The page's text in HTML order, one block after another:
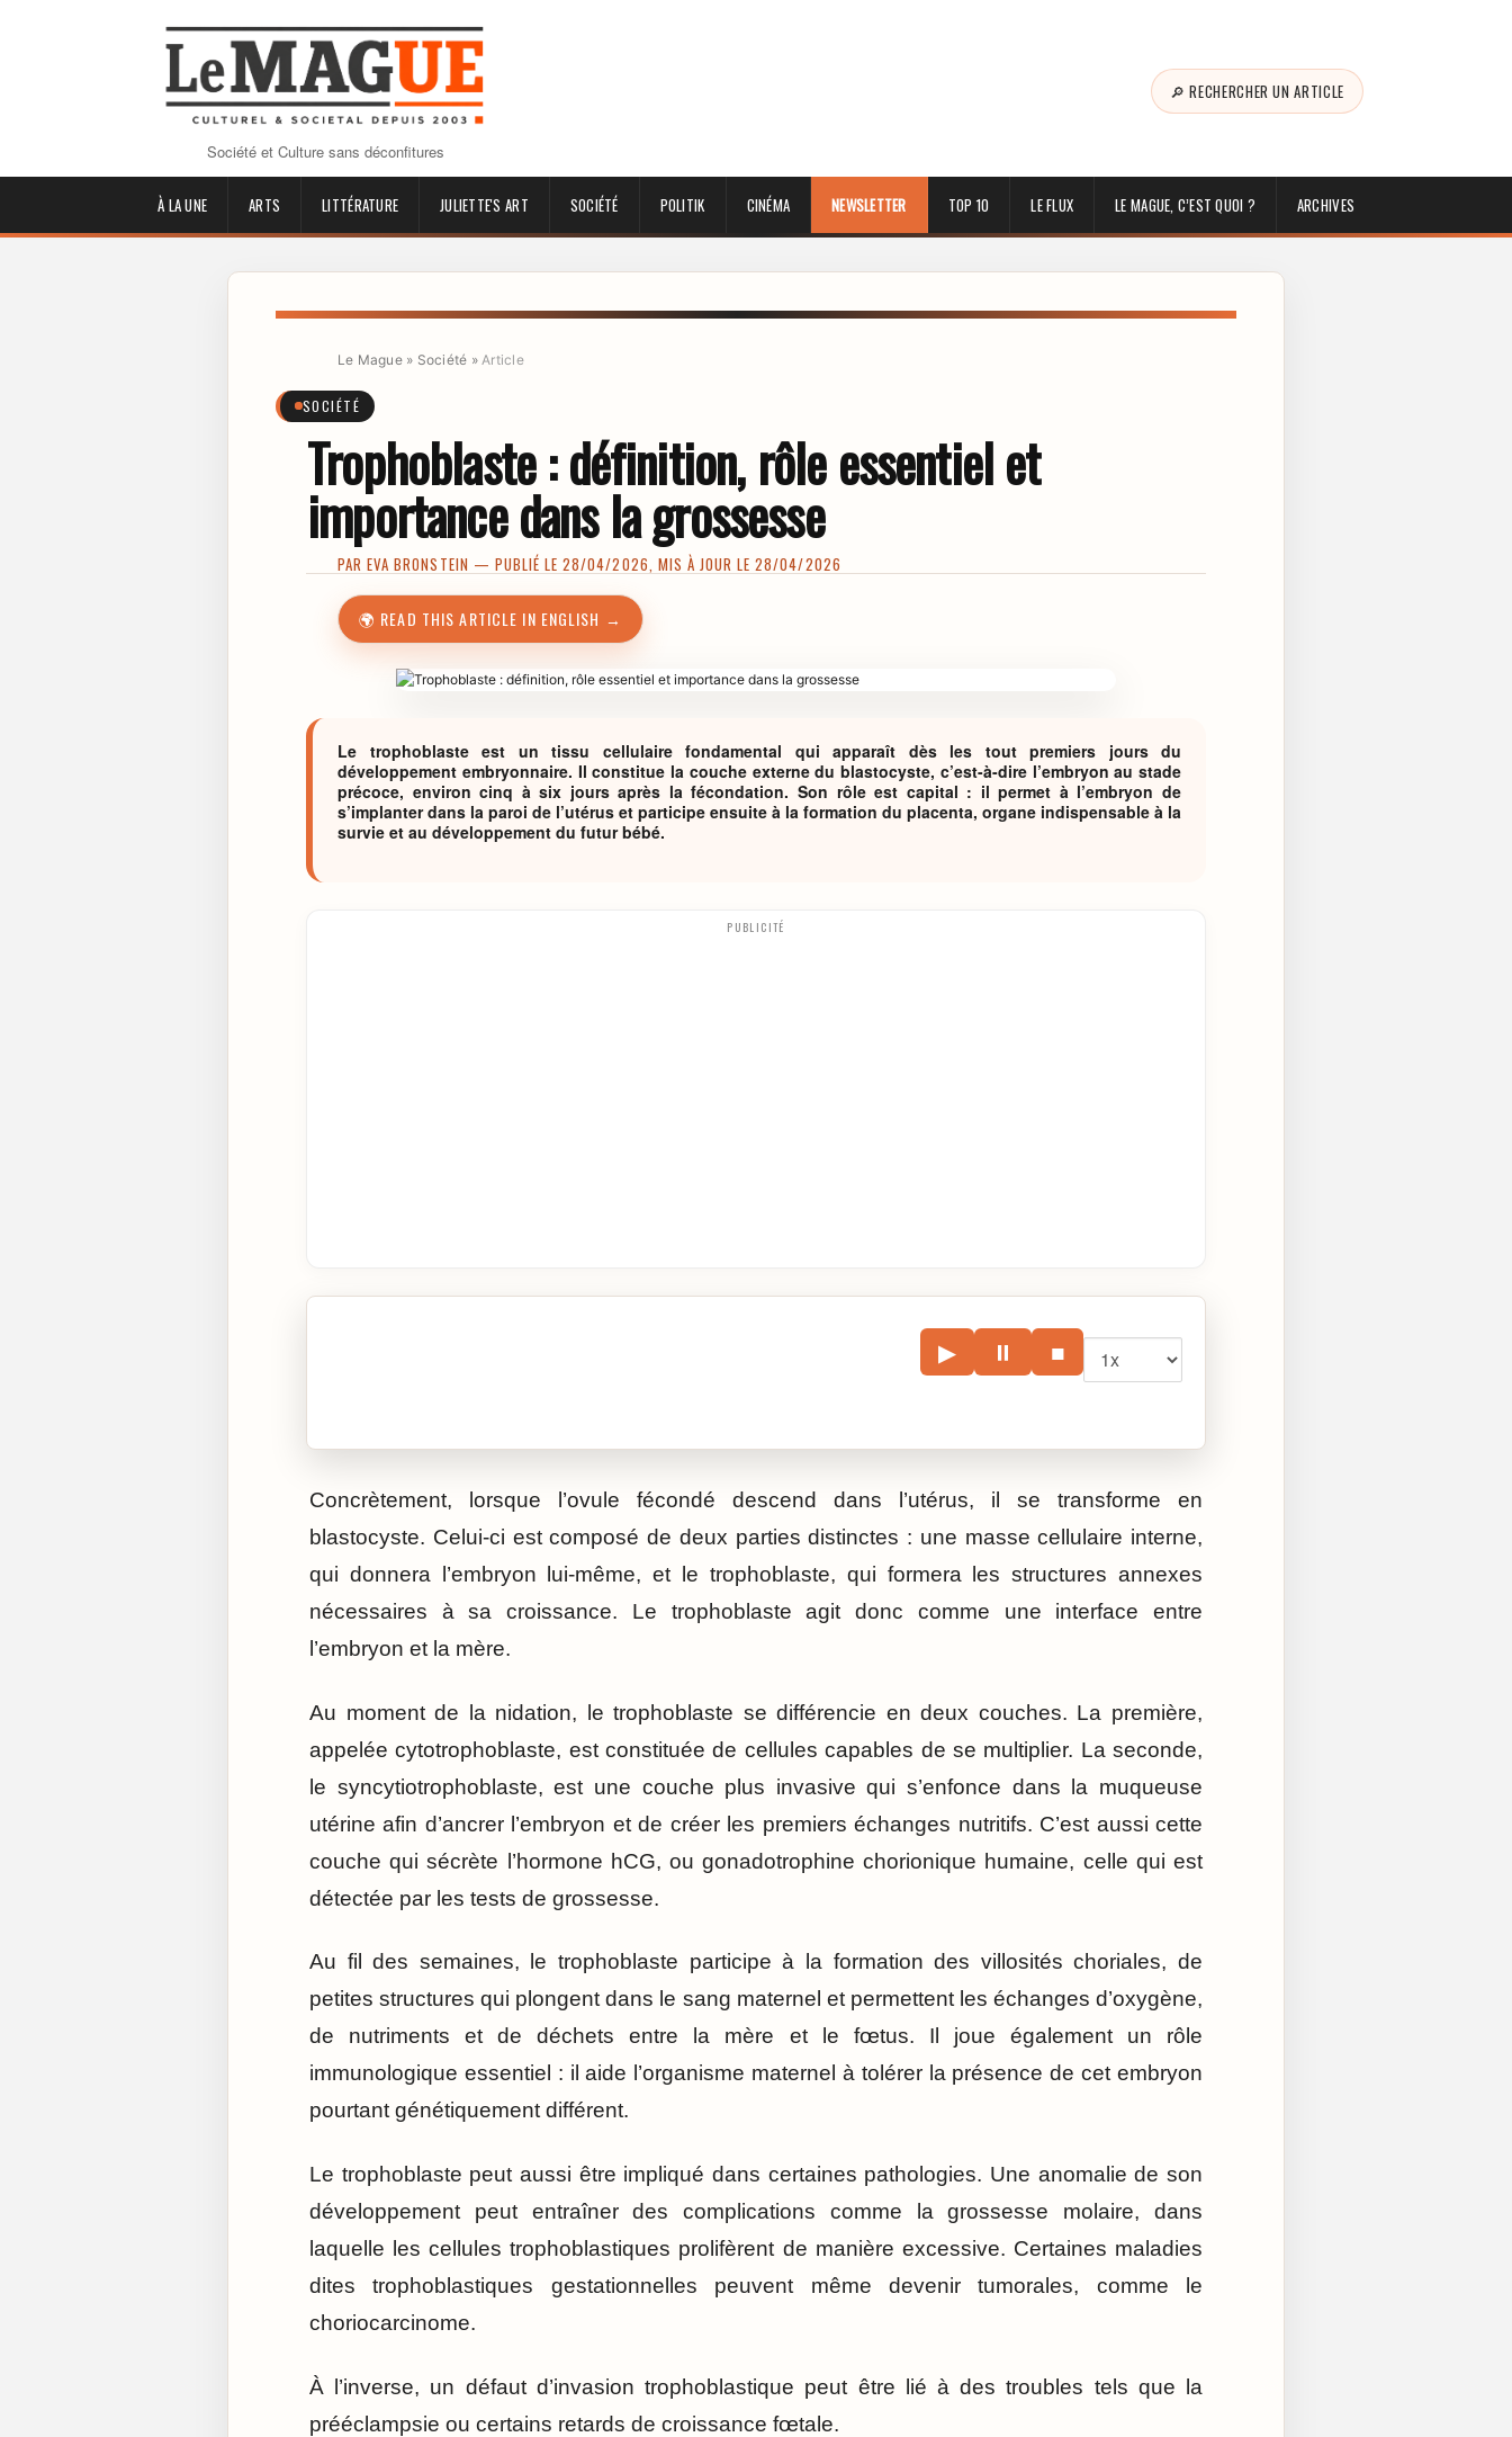
Société et Culture sans déconfitures
🔎 RECHERCHER UN ARTICLE
À LA UNE ARTS LITTÉRATURE JULIETTE'S ART SOCIÉTÉ POLITIK CINÉMA NEWSLETTER TOP 10 LE FLUX LE MAGUE, C’EST QUOI ? ARCHIVES
Le Mague» Société » Article
SOCIÉTÉ
Trophoblaste : définition, rôle essentiel et
importance dans la grossesse
PAREVA BRONSTEIN — PUBLIÉ LE 28/04/2026, MIS À JOUR LE 28/04/2026
🌍 READ THIS ARTICLE IN ENGLISH →
Le trophoblaste est un tissu cellulaire fondamental qui apparaît dès les tout premiers jours du
développement embryonnaire. Il constitue la couche externe du blastocyste, c’est-à-dire l’embryon au stade
précoce, environ cinq à six jours après la fécondation. Son rôle est capital : il permet à l’embryon de
s’implanter dans la paroi de l’utérus et participe ensuite à la formation du placenta, organe indispensable à la
survie et au développement du futur bébé.
PUBLICITÉ
▶ ⏸ ■
Concrètement, lorsque l’ovule fécondé descend dans l’utérus, il se transforme en
blastocyste. Celui-ci est composé de deux parties distinctes : une masse cellulaire interne,
qui donnera l’embryon lui-même, et le trophoblaste, qui formera les structures annexes
nécessaires à sa croissance. Le trophoblaste agit donc comme une interface entre
l’embryon et la mère.
Au moment de la nidation, le trophoblaste se différencie en deux couches. La première,
appelée cytotrophoblaste, est constituée de cellules capables de se multiplier. La seconde,
le syncytiotrophoblaste, est une couche plus invasive qui s’enfonce dans la muqueuse
utérine afin d’ancrer l’embryon et de créer les premiers échanges nutritifs. C’est aussi cette
couche qui sécrète l’hormone hCG, ou gonadotrophine chorionique humaine, celle qui est
détectée par les tests de grossesse.
Au fil des semaines, le trophoblaste participe à la formation des villosités choriales, de
petites structures qui plongent dans le sang maternel et permettent les échanges d’oxygène,
de nutriments et de déchets entre la mère et le fœtus. Il joue également un rôle
immunologique essentiel : il aide l’organisme maternel à tolérer la présence de cet embryon
pourtant génétiquement différent.
Le trophoblaste peut aussi être impliqué dans certaines pathologies. Une anomalie de son
développement peut entraîner des complications comme la grossesse molaire, dans
laquelle les cellules trophoblastiques prolifèrent de manière excessive. Certaines maladies
dites trophoblastiques gestationnelles peuvent même devenir tumorales, comme le
choriocarcinome.
À l’inverse, un défaut d’invasion trophoblastique peut être lié à des troubles tels que la
prééclampsie ou certains retards de croissance fœtale.